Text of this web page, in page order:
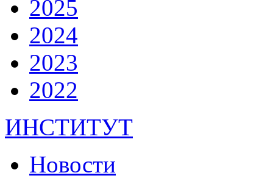
2025
2024
2023
2022
ИНСТИТУТ
Новости